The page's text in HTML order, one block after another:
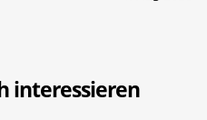
interessieren